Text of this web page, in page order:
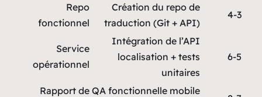
Repo
fonctionnel
Service
opérationnel
Rapport de